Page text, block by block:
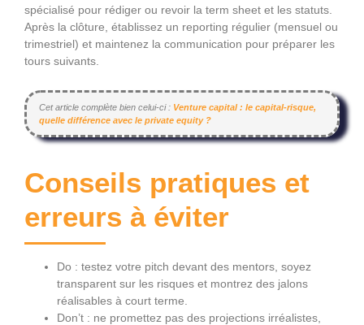
spécialisé pour rédiger ou revoir la term sheet et les statuts.
Après la clôture, établissez un reporting régulier (mensuel ou
trimestriel) et maintenez la communication pour préparer les
tours suivants.
Cet article complète bien celui-ci : Venture capital : le capital‑risque,
quelle différence avec le private equity ?
Conseils pratiques et
erreurs à éviter
Do : testez votre pitch devant des mentors, soyez
transparent sur les risques et montrez des jalons
réalisables à court terme.
Don’t : ne promettez pas des projections irréalistes,